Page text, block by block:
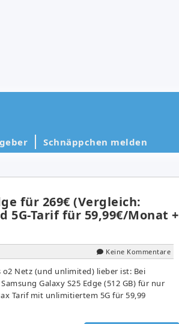
Schnäppchen melden
für 269€ (Vergleich:
5G-Tarif für 59,99€/Monat +
Keine Kommentare
Netz (und unlimited) lieber ist: Bei
Galaxy S25 Edge (512 GB) für nur
Tarif mit unlimitiertem 5G für 59,99